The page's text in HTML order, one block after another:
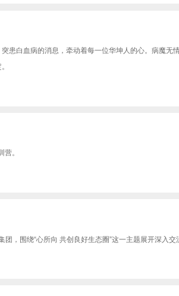
患白血病的消息，牵动着每一位华坤人的心。病魔无
。
，围绕“心所向 共创良好生态圈”这一主题展开深入交